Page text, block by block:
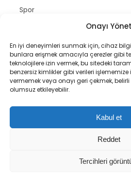
Onayı Yönet
En iyi deneyimleri sunmak için, cihaz
bunlara erişmek amacıyla çerezler gibi
teknolojilere izin vermek, bu sitedeki
benzersiz kimlikler gibi verileri işlememize
vermemek veya onayı geri çekmek, belirli
olumsuz etkileyebilir.
Kabul et
Reddet
Tercihleri
Spor
Dünya
Yazarlar
Nöbetçi Eczaneler
Puan Durumları